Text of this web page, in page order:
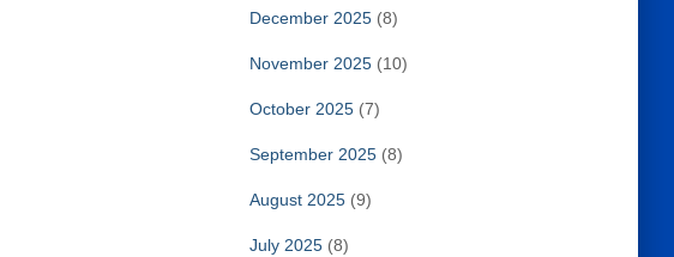
December 2025(8)
November 2025(10)
October 2025(7)
September 2025(8)
August 2025(9)
July 2025(8)